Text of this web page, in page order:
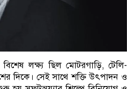
লক্ষ্য ছিল মোটরগাড়ি, টেলি-
দিকে। সেই সাথে শক্তি উৎপাদন ও